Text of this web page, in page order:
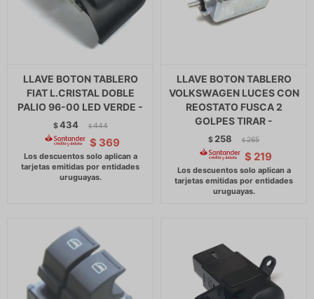
LLAVE BOTON TABLERO
FIAT L.CRISTAL DOBLE
PALIO 96-00 LED VERDE -
$434 $ 444
$ 369
LLAVE BOTON TABLERO
VOLKSWAGEN LUCES CON
REOSTATO FUSCA 2
GOLPES TIRAR -
$ 258 $ 265
$ 219